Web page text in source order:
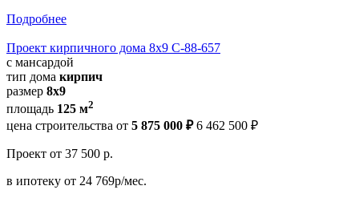
Подробнее
Проект кирпичного дома 8х9 С-88-657
с мансардой
тип дома кирпич
размер 8x9
площадь 125 м2
цена строительства от 5 875 000 ₽ 6 462 500 ₽
Проект от 37 500 р.
в ипотеку от 24 769р/мес.